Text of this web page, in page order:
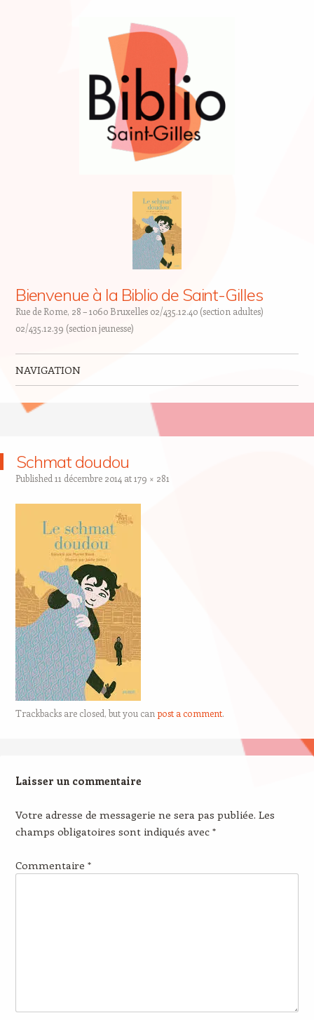
Bienvenue à la Biblio de Saint-Gilles
Rue de Rome, 28 – 1060 Bruxelles 02/435.12.40 (section adultes)
02/435.12.39 (section jeunesse)
NAVIGATION
Schmat doudou
Published 11 décembre 2014 at179 × 281
Trackbacks are closed, but you can post a comment.
Laisser un commentaire
Votre adresse de messagerie ne sera pas publiée. Les
champs obligatoires sont indiqués avec *
Commentaire *